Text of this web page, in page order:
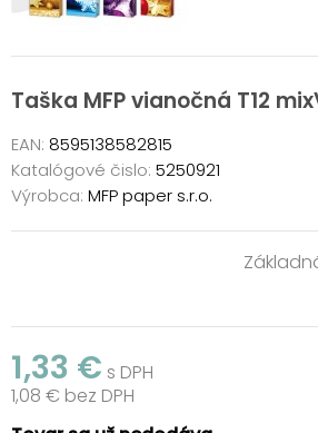
Taška MFP vianočná T12
EAN: 8595138582815
Katalógové čislo: 5250921
Výrobca: MFP paper s.r.o.
1,33 € s DPH
1,08 € bez DPH